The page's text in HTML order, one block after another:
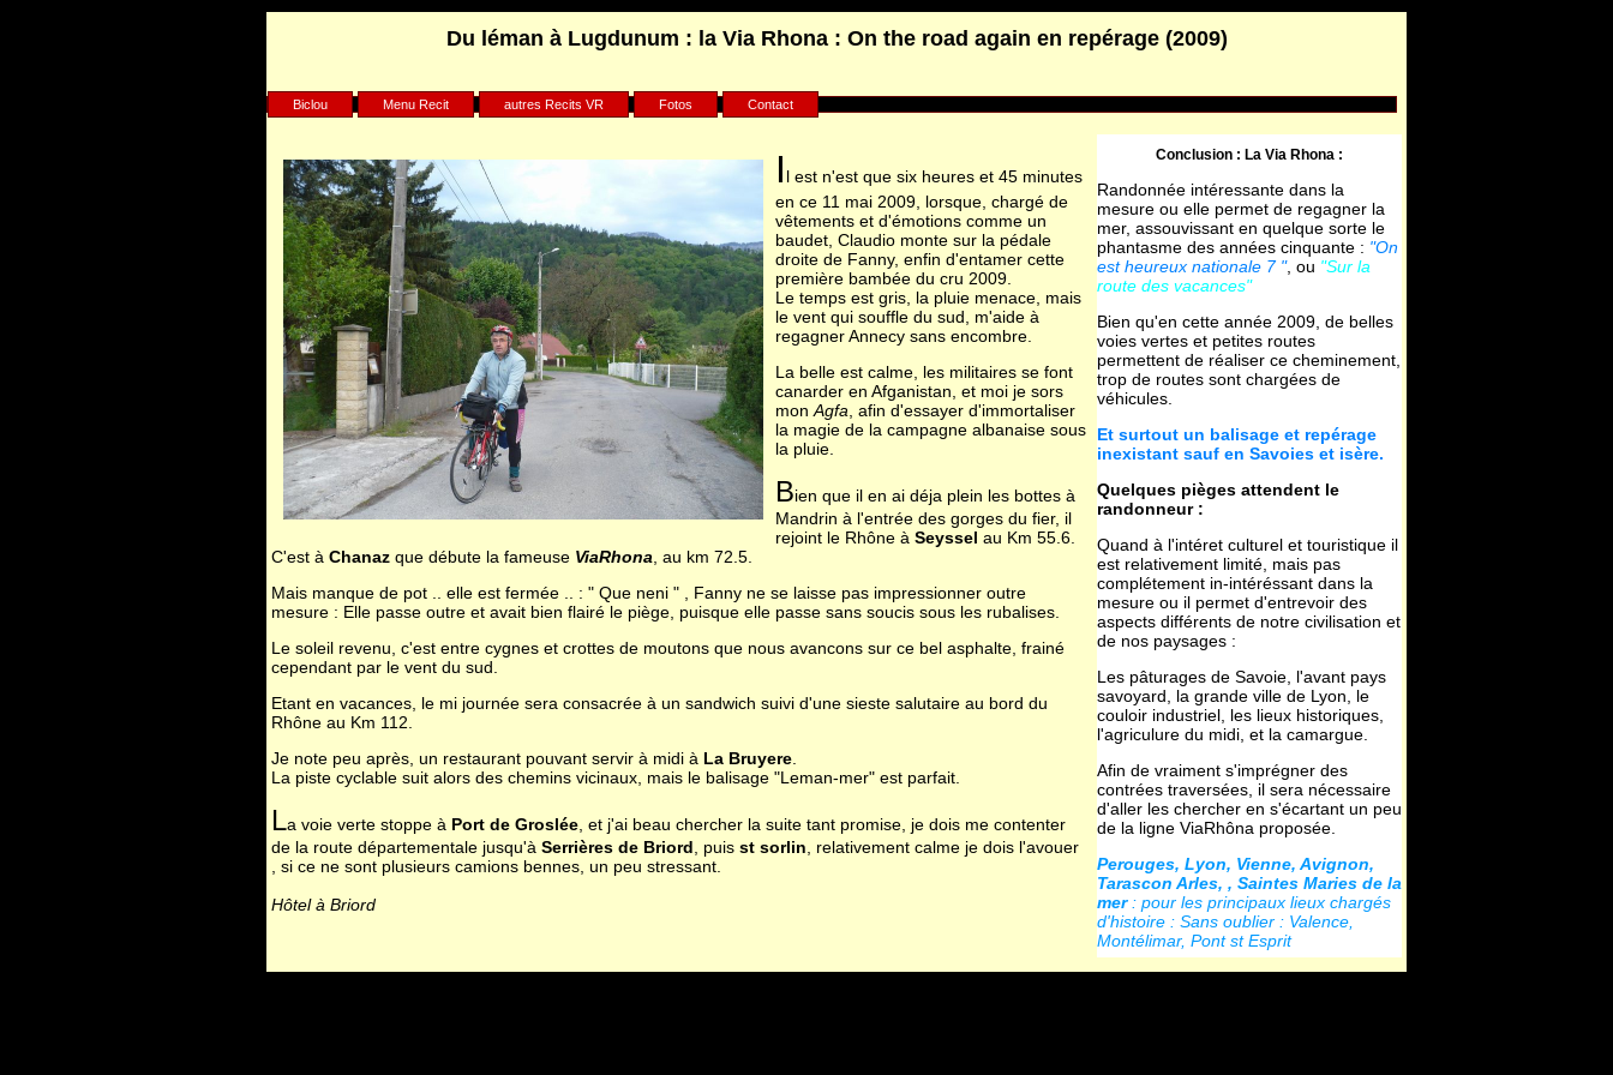
Biclou Menu Recit autres Recits VR Fotos Contact
Du léman à Lugdunum : la Via Rhona : On the road again en repérage (2009)
Conclusion : La Via Rhona :
Randonnée intéressante dans la
mesure ou elle permet de regagner la
mer, assouvissant en quelque sorte le
phantasme des années cinquante : "On
est heureux nationale 7 ", ou "Sur la
route des vacances"
Bien qu'en cette année 2009, de belles
voies vertes et petites routes
permettent de réaliser ce cheminement,
trop de routes sont chargées de
véhicules.
Et surtout un balisage et repérage
inexistant sauf en Savoies et isère.
Quelques pièges attendent le
randonneur :
Quand à l'intéret culturel et touristique il
est relativement limité, mais pas
complétement in-intéréssant dans la
mesure ou il permet d'entrevoir des
aspects différents de notre civilisation et
de nos paysages :
Les pâturages de Savoie, l'avant pays
savoyard, la grande ville de Lyon, le
couloir industriel, les lieux historiques,
l'agriculure du midi, et la camargue.
Afin de vraiment s'imprégner des
contrées traversées, il sera nécessaire
d'aller les chercher en s'écartant un peu
de la ligne ViaRhôna proposée.
Perouges, Lyon, Vienne, Avignon,
Tarascon Arles, , Saintes Maries de la
mer : pour les principaux lieux chargés
d'histoire : Sans oublier : Valence,
Montélimar, Pont st Esprit
I l est n'est que six heures et 45 minutes
en ce 11 mai 2009, lorsque, chargé de
vêtements et d'émotions comme un
baudet, Claudio monte sur la pédale
droite de Fanny, enfin d'entamer cette
première bambée du cru 2009.
Le temps est gris, la pluie menace, mais
le vent qui souffle du sud, m'aide à
regagner Annecy sans encombre.
La belle est calme, les militaires se font
canarder en Afganistan, et moi je sors
mon Agfa , afin d'essayer d'immortaliser
la magie de la campagne albanaise sous
la pluie.
Bien que il en ai déja plein les bottes à
Mandrin à l'entrée des gorges du fier, il
rejoint le Rhône à Seyssel au Km 55.6.
C'est à Chanaz que débute la fameuse ViaRhona , au km 72.5.
Mais manque de pot .. elle est fermée .. : " Que neni " , Fanny ne se laisse pas impressionner outre
mesure : Elle passe outre et avait bien flairé le piège, puisque elle passe sans soucis sous les rubalises.
Le soleil revenu, c'est entre cygnes et crottes de moutons que nous avancons sur ce bel asphalte, frainé
cependant par le vent du sud.
Etant en vacances, le mi journée sera consacrée à un sandwich suivi d'une sieste salutaire au bord du
Rhône au Km 112.
Je note peu après, un restaurant pouvant servir à midi à La Bruyere
La piste cyclable suit alors des chemins vicinaux, mais le balisage "Leman-mer" est parfait.
La voie verte stoppe à Port de Groslée , et j'ai beau chercher la suite tant promise, je dois me contenter
de la route départementale jusqu'à Serrières de Briord , puis st sorlin , relativement calme je dois l'avouer
, si ce ne sont plusieurs camions bennes, un peu stressant.
Hôtel à Briord
: Undefined array key "HTTP_REFERER" in/home/clients/75d7904b9029882550a1d97163ff96e8/sites/biclou.com/recits/colleguareG1.php